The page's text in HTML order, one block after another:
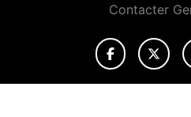
Contacter